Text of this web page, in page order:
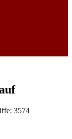
3574